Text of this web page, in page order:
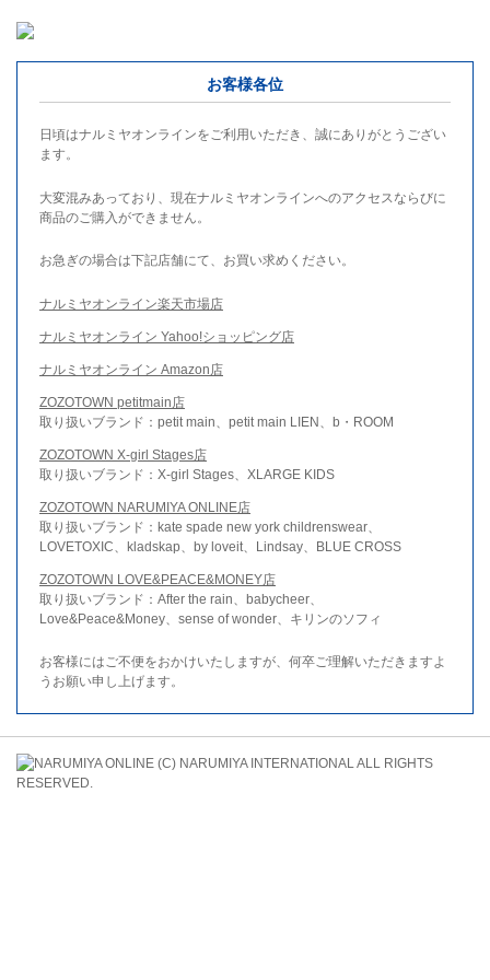
お客様各位
日頃はナルミヤオンラインをご利用いただき、誠にありがとうござい
ます。
大変混みあっており、現在ナルミヤオンラインへのアクセスならびに
商品のご購入ができません。
お急ぎの場合は下記店舗にて、お買い求めください。
ナルミヤオンライン楽天市場店
ナルミヤオンライン Yahoo!ショッピング店
ナルミヤオンライン Amazon店
ZOZOTOWN petitmain店
取り扱いブランド：petit main、petit main LIEN、b・ROOM
ZOZOTOWN X-girl Stages店
取り扱いブランド：X-girl Stages、XLARGE KIDS
ZOZOTOWN NARUMIYA ONLINE店
取り扱いブランド：kate spade new york childrenswear、
LOVETOXIC、kladskap、by loveit、Lindsay、BLUE CROSS
ZOZOTOWN LOVE&PEACE&MONEY店
取り扱いブランド：After the rain、babycheer、
Love&Peace&Money、sense of wonder、キリンのソフィ
お客様にはご不便をおかけいたしますが、何卒ご理解いただきますよ
うお願い申し上げます。